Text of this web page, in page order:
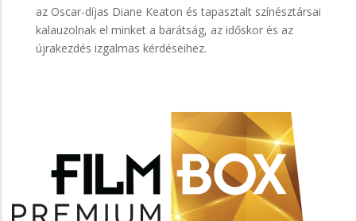
az Oscar-díjas Diane Keaton és tapasztalt színésztársai
kalauzolnak el minket a barátság, az időskor és az
újrakezdés izgalmas kérdéseihez.